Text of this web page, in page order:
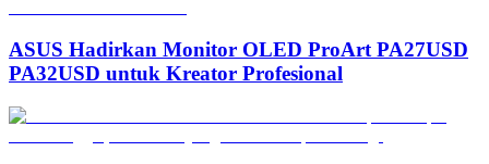
ASUS Hadirkan Monitor OLED ProArt PA27USD
PA32USD untuk Kreator Profesional